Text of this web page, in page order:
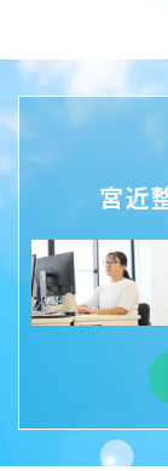
宮近